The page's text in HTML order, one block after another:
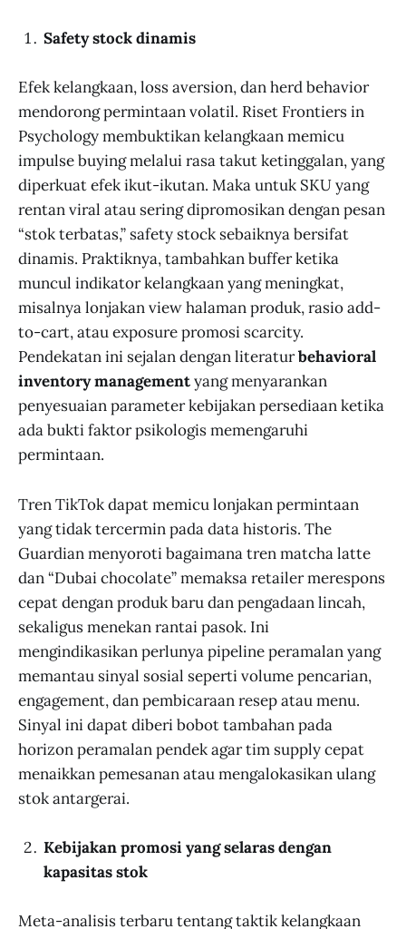
Safety stock dinamis
Efek kelangkaan, loss aversion, dan herd behavior
mendorong permintaan volatil. Riset Frontiers in
Psychology membuktikan kelangkaan memicu
impulse buying melalui rasa takut ketinggalan, yang
diperkuat efek ikut-ikutan. Maka untuk SKU yang
rentan viral atau sering dipromosikan dengan pesan
“stok terbatas,” safety stock sebaiknya bersifat
dinamis. Praktiknya, tambahkan buffer ketika
muncul indikator kelangkaan yang meningkat,
misalnya lonjakan view halaman produk, rasio add-
to-cart, atau exposure promosi scarcity.
Pendekatan ini sejalan dengan literaturbehavioral
inventory managementyang menyarankan
penyesuaian parameter kebijakan persediaan ketika
ada bukti faktor psikologis memengaruhi
permintaan.
Tren TikTok dapat memicu lonjakan permintaan
yang tidak tercermin pada data historis. The
Guardian menyoroti bagaimana tren matcha latte
dan “Dubai chocolate” memaksa retailer merespons
cepat dengan produk baru dan pengadaan lincah,
sekaligus menekan rantai pasok. Ini
mengindikasikan perlunya pipeline peramalan yang
memantau sinyal sosial seperti volume pencarian,
engagement, dan pembicaraan resep atau menu.
Sinyal ini dapat diberi bobot tambahan pada
horizon peramalan pendek agar tim supply cepat
menaikkan pemesanan atau mengalokasikan ulang
stok antargerai.
Kebijakan promosi yang selaras dengan
kapasitas stok
Meta-analisis terbaru tentang taktik kelangkaan